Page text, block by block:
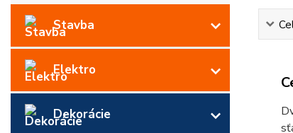
Stavba
Elektro
Dekorácie